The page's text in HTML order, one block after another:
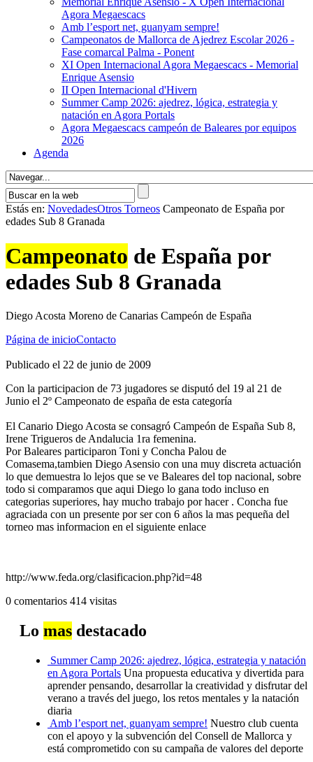
Agora Megaescacs
Amb l’esport net, guanyam sempre!
Campeonatos de Mallorca de Ajedrez Escolar 2026 -
Fase comarcal Palma - Ponent
XI Open Internacional Agora Megaescacs - Memorial
Enrique Asensio
II Open Internacional d'Hivern
Summer Camp 2026: ajedrez, lógica, estrategia y
natación en Agora Portals
Agora Megaescacs campeón de Baleares por equipos
2026
Agenda
Estás en: NovedadesOtros Torneos Campeonato de España por
edades Sub 8 Granada
Campeonato de España por
edades Sub 8 Granada
Diego Acosta Moreno de Canarias Campeón de España
Página de inicioContacto
Publicado el 22 de junio de 2009
Con la participacion de 73 jugadores se disputó del 19 al 21 de
Junio el 2º Campeonato de españa de esta categorí­a
El Canario Diego Acosta se consagró Campeón de España Sub 8,
Irene Trigueros de Andalucia 1ra femenina.
Por Baleares participaron Toni y Concha Palou de
Comasema,tambien Diego Asensio con una muy discreta actuación
lo que demuestra lo lejos que se ve Baleares del top nacional, sobre
todo si comparamos que aqui Diego lo gana todo incluso en
categorias superiores, hay mucho trabajo por hacer . Concha fue
agraciada con un presente por ser con 6 años la mas pequeña del
torneo mas informacion en el siguiente enlace
http://www.feda.org/clasificacion.php?id=48
0 comentarios 414 visitas
Lo mas destacado
Summer Camp 2026: ajedrez, lógica, estrategia y natación
en Agora Portals Una propuesta educativa y divertida para
aprender pensando, desarrollar la creatividad y disfrutar del
verano a través del juego, los retos mentales y la natación
diaria
Amb l’esport net, guanyam sempre! Nuestro club cuenta
con el apoyo y la subvención del Consell de Mallorca y
está comprometido con su campaña de valores del deporte